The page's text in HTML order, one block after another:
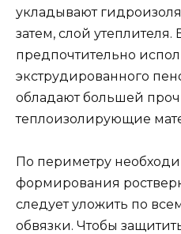
укладывают
затем, слой
предпочтительно
экструдированного
обладают большей
теплоизолирующие
По периметру
формирования
следует уложить по
обвязки. Чтобы